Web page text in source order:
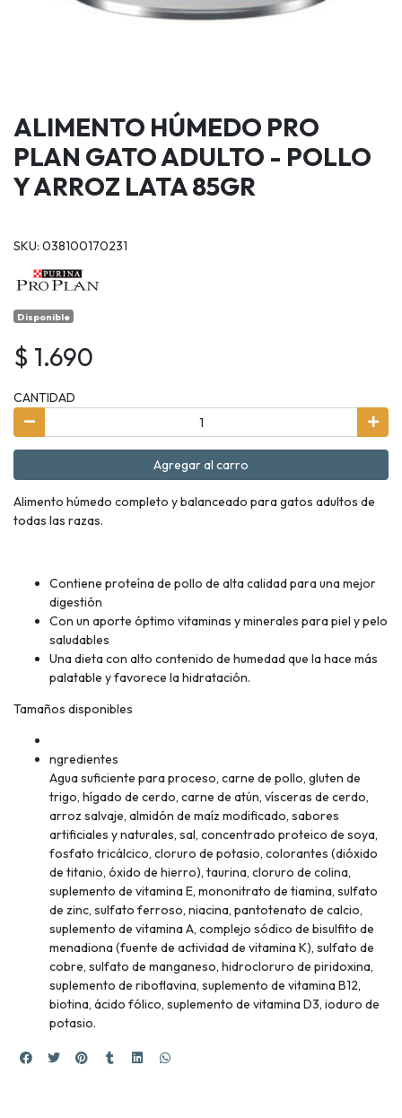
ALIMENTO HÚMEDO PRO
PLAN GATO ADULTO - POLLO
Y ARROZ LATA 85GR
SKU: 038100170231
Disponible
$ 1.690
CANTIDAD
Agregar al carro
Alimento húmedo completo y balanceado para gatos adultos de
todas las razas.
Contiene proteína de pollo de alta calidad para una mejor
digestión
Con un aporte óptimo vitaminas y minerales para piel y pelo
saludables
Una dieta con alto contenido de humedad que la hace más
palatable y favorece la hidratación.
Tamaños disponibles
ngredientes
Agua suficiente para proceso, carne de pollo, gluten de
trigo, hígado de cerdo, carne de atún, vísceras de cerdo,
arroz salvaje, almidón de maíz modificado, sabores
artificiales y naturales, sal, concentrado proteico de soya,
fosfato tricálcico, cloruro de potasio, colorantes (dióxido
de titanio, óxido de hierro), taurina, cloruro de colina,
suplemento de vitamina E, mononitrato de tiamina, sulfato
de zinc, sulfato ferroso, niacina, pantotenato de calcio,
suplemento de vitamina A, complejo sódico de bisulfito de
menadiona (fuente de actividad de vitamina K), sulfato de
cobre, sulfato de manganeso, hidrocloruro de piridoxina,
suplemento de riboflavina, suplemento de vitamina B12,
biotina, ácido fólico, suplemento de vitamina D3, ioduro de
potasio.